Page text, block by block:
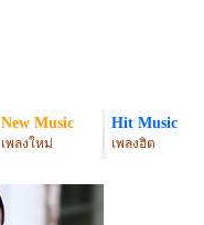
New Music
เพลงใหม่
Hit Music
เพลงฮิต